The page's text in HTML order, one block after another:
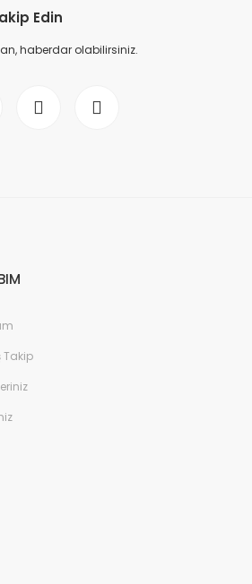
Edin
haberdar olabilirsiniz.
Takip